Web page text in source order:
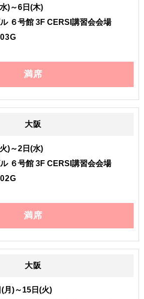
)～6日(木)
６号館 3F CERSI講習会会場
満席
大阪
)～2日(水)
６号館 3F CERSI講習会会場
満席
大阪
月)～15日(火)